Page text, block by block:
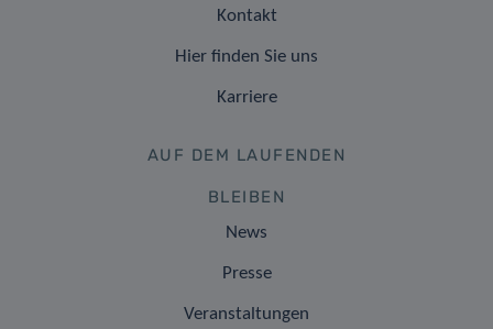
Kontakt
Hier finden Sie uns
Karriere
AUF DEM LAUFENDEN
BLEIBEN
News
Presse
Veranstaltungen